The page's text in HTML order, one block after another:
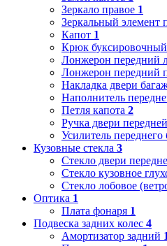
Зеркало правое 1
Зеркальный элемент
Капот 1
Крюк буксировочный
Лонжерон передний
Лонжерон передний
Накладка двери
Наполнитель
Петля капота 2
Ручка двери
Усилитель переднего
Кузовные стекла 3
Стекло двери
Стекло кузовное
Стекло лобовое
Оптика 1
Плата фонаря 1
Подвеска задних колес 4
Амортизатор задний 1